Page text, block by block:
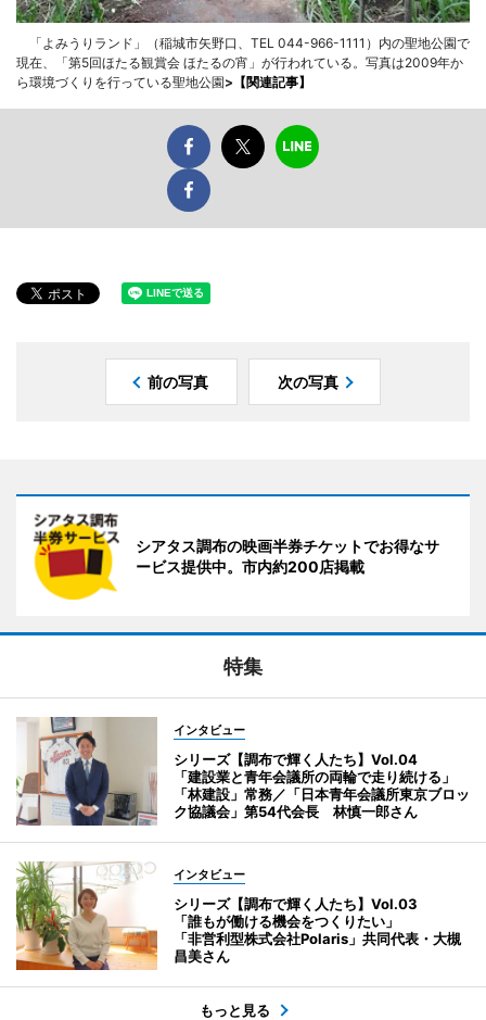
「よみうりランド」（稲城市矢野口、TEL 044-966-1111）内の聖地公園で
現在、「第5回ほたる観賞会 ほたるの宵」が行われている。写真は2009年か
ら環境づくりを行っている聖地公園> 【関連記事】
前の写真 次の写真
シアタス調布の映画半券チケットでお得なサ
ービス提供中。市内約200店掲載
特集
インタビュー
シリーズ【調布で輝く人たち】Vol.04
「建設業と青年会議所の両輪で走り続ける」
「林建設」常務／「日本青年会議所東京ブロッ
ク協議会」第54代会長 林慎一郎さん
インタビュー
シリーズ【調布で輝く人たち】Vol.03
「誰もが働ける機会をつくりたい」
「非営利型株式会社Polaris」共同代表・大槻
昌美さん
もっと見る